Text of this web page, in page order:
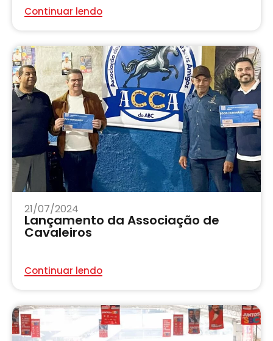
Continuar lendo
21/07/2024
Lançamento da Associação de
Cavaleiros
Continuar lendo